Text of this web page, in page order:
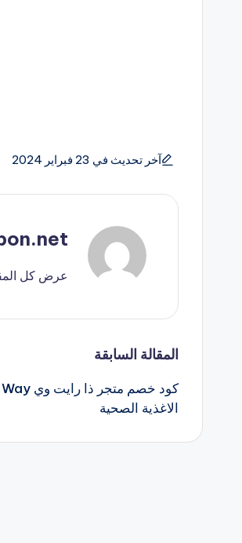
آخر تحديث في 23 فبراير 2024
عرض كل
تصفّح
المقالات
المقالة السابقة
الاغذية الصحية